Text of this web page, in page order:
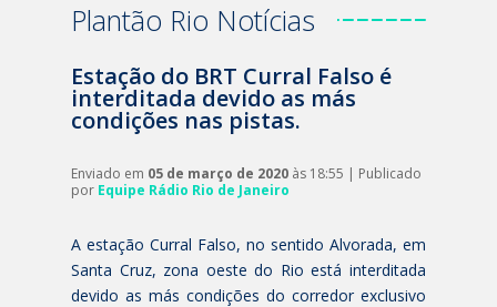
Plantão Rio Notícias
Estação do BRT Curral Falso é
interditada devido as más
condições nas pistas.
Enviado em 05 de março de 2020 às 18:55 | Publicado
por Equipe Rádio Rio de Janeiro
A estação Curral Falso, no sentido Alvorada, em
Santa Cruz, zona oeste do Rio está interditada
devido as más condições do corredor exclusivo